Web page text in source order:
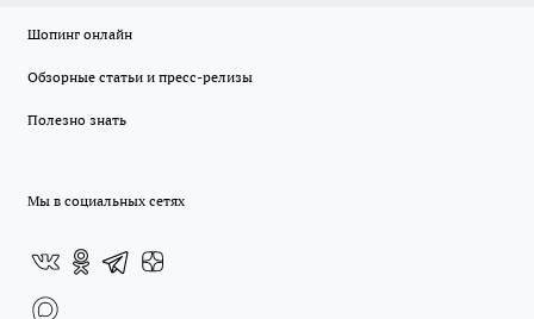
Шопинг онлайн
Обзорные статьи и пресс-релизы
Полезно знать
Мы в социальных сетях